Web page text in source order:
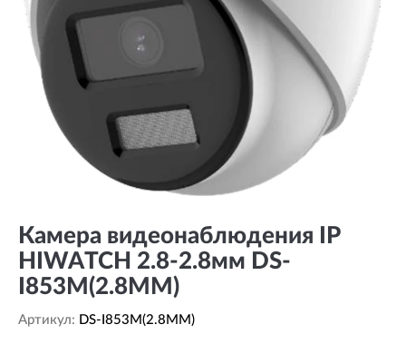
Камера видеонаблюдения IP
HIWATCH 2.8-2.8мм DS-
I853M(2.8MM)
Артикул: DS-I853M(2.8MM)